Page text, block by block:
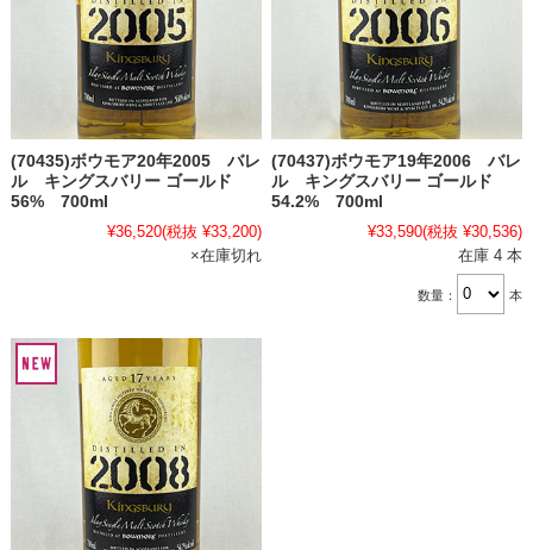
(70435)ボウモア20年2005 バレ
ル キングスバリー ゴールド
56% 700ml
¥36,520(税抜 ¥33,200)
×在庫切れ
(70437)ボウモア19年2006 バレ
ル キングスバリー ゴールド
54.2% 700ml
¥33,590(税抜 ¥30,536)
在庫 4 本
数量： 本